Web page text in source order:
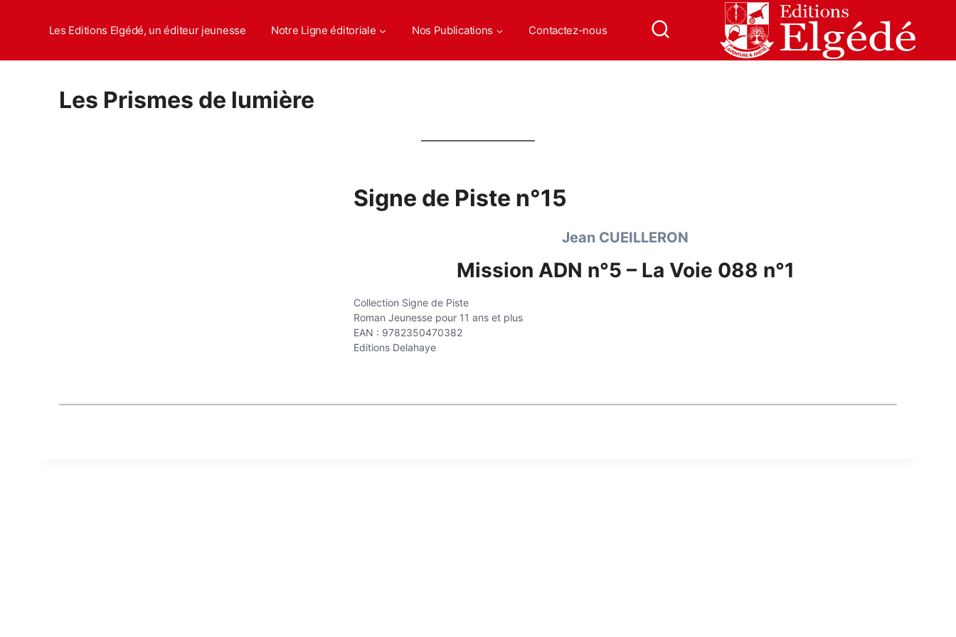
Les Editions Elgédé, un éditeur jeunesse Notre Ligne éditoriale Nos Publications Contactez-nous
Les Prismes de lumière
Signe de Piste n°15
Jean CUEILLERON
Mission ADN n°5 – La Voie 088 n°1
Collection Signe de Piste
Roman Jeunesse pour 11 ans et plus
EAN : 9782350470382
Editions Delahaye